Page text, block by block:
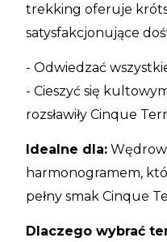
trekking oferuje
satysfakcjonujące
- Odwiedzać
- Cieszyć się
rozsławiły Cinque
Idealne dla:
harmonogramem,
pełny smak Cinque
Dlaczego wybrać